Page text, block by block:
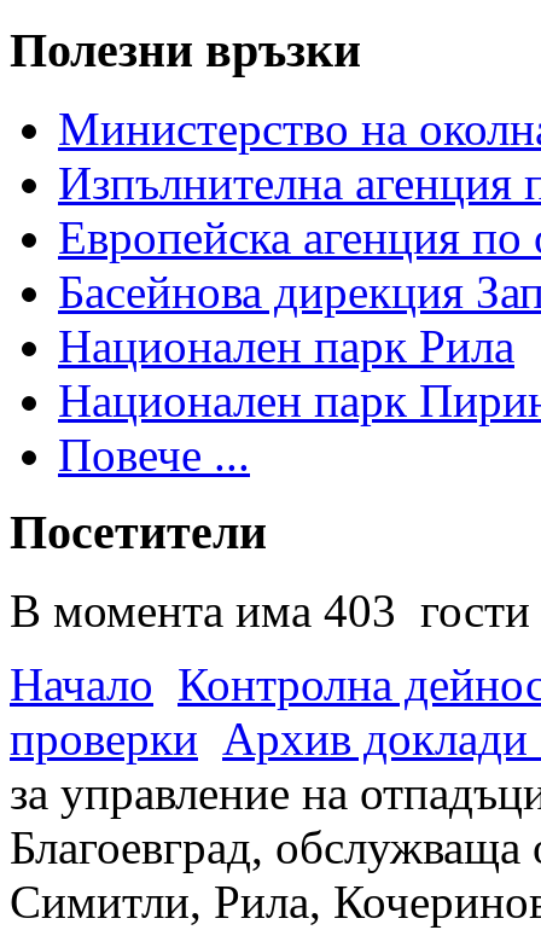
Полезни връзки
Министерство на
Изпълнителна агенция
Европейска агенция по
Басейнова дирекция
Национален парк Рила
Национален парк
Повече ...
Посетители
В момента има 403 гости
Начало Контролна
проверки Архив
за управление на
Благоевград,
Симитли, Рила,